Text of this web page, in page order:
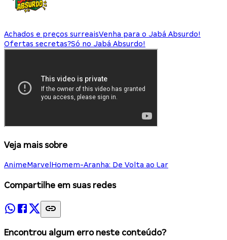
Achados e preços surreaisVenha para o Jabá Absurdo!
Ofertas secretas?Só no Jabá Absurdo!
Veja mais sobre
AnimeMarvel Homem-Aranha: De Volta ao Lar
Compartilhe em suas redes
Encontrou algum erro neste conteúdo?